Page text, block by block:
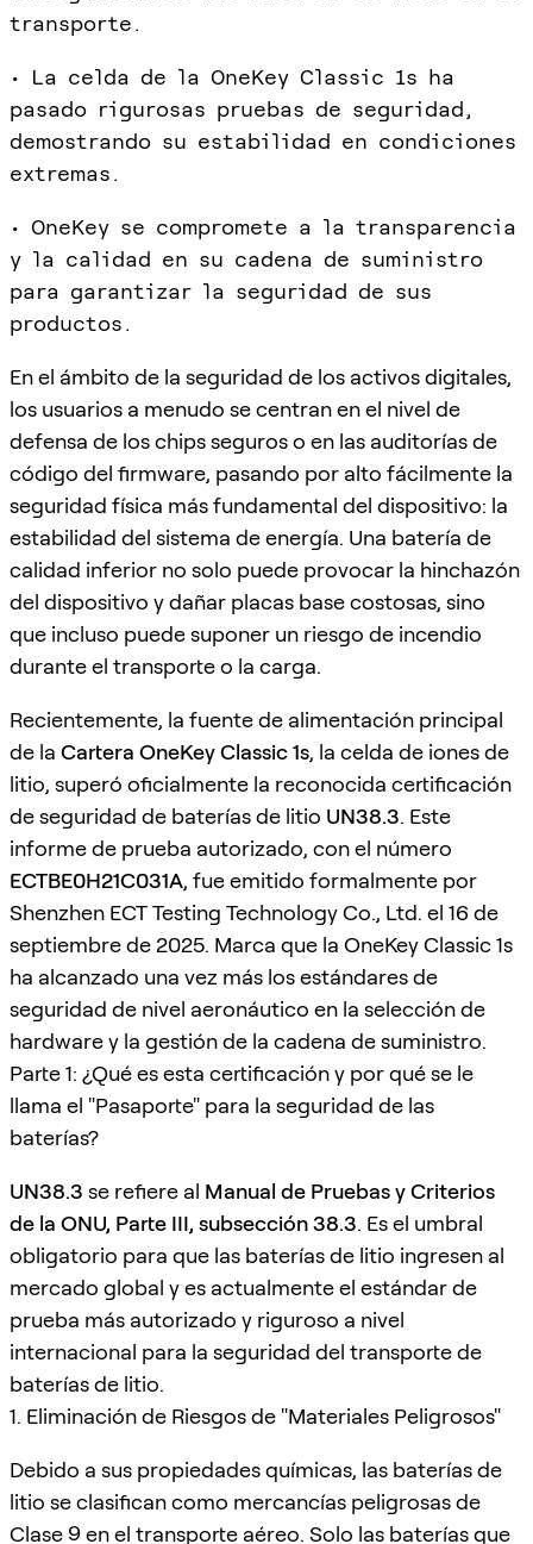
transporte.
• La celda de la OneKey Classic 1s ha
pasado rigurosas pruebas de seguridad,
demostrando su estabilidad en condiciones
extremas.
• OneKey se compromete a la transparencia
y la calidad en su cadena de suministro
para garantizar la seguridad de sus
productos.
En el ámbito de la seguridad de los activos digitales,
los usuarios a menudo se centran en el nivel de
defensa de los chips seguros o en las auditorías de
código del firmware, pasando por alto fácilmente la
seguridad física más fundamental del dispositivo: la
estabilidad del sistema de energía. Una batería de
calidad inferior no solo puede provocar la hinchazón
del dispositivo y dañar placas base costosas, sino
que incluso puede suponer un riesgo de incendio
durante el transporte o la carga.
Recientemente, la fuente de alimentación principal
de la Cartera OneKey Classic 1s, la celda de iones de
litio, superó oficialmente la reconocida certificación
de seguridad de baterías de litio UN38.3. Este
informe de prueba autorizado, con el número
ECTBE0H21C031A, fue emitido formalmente por
Shenzhen ECT Testing Technology Co., Ltd. el 16 de
septiembre de 2025. Marca que la OneKey Classic 1s
ha alcanzado una vez más los estándares de
seguridad de nivel aeronáutico en la selección de
hardware y la gestión de la cadena de suministro.
Parte 1: ¿Qué es esta certificación y por qué se le
llama el "Pasaporte" para la seguridad de las
baterías?
UN38.3 se refiere al Manual de Pruebas y Criterios
de la ONU, Parte III, subsección 38.3. Es el umbral
obligatorio para que las baterías de litio ingresen al
mercado global y es actualmente el estándar de
prueba más autorizado y riguroso a nivel
internacional para la seguridad del transporte de
baterías de litio.
1. Eliminación de Riesgos de "Materiales Peligrosos"
Debido a sus propiedades químicas, las baterías de
litio se clasifican como mercancías peligrosas de
Clase 9 en el transporte aéreo. Solo las baterías que